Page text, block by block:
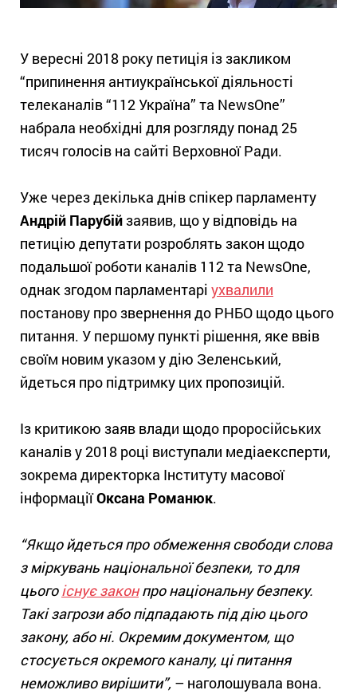
У вересні 2018 року петиція із закликом
“припинення антиукраїнської діяльності
телеканалів “112 Україна” та NewsOne”
набрала необхідні для розгляду понад 25
тисяч голосів на сайті Верховної Ради.
Уже через декілька днів спікер парламенту
Андрій Парубійзаявив, що у відповідь на
петицію депутати розроблять закон щодо
подальшої роботи каналів 112 та NewsOne,
однак згодом парламентарі ухвалили
постанову про звернення до РНБО щодо цього
питання. У першому пункті рішення, яке ввів
своїм новим указом у дію Зеленський,
йдеться про підтримку цих пропозицій.
Із критикою заяв влади щодо проросійських
каналів у 2018 році виступали медіаексперти,
зокрема директорка Інституту масової
інформаціїОксана Романюк.
“Якщо йдеться про обмеження свободи слова
з міркувань національної безпеки, то для
цьогоіснує законпро національну безпеку.
Такі загрози або підпадають під дію цього
закону, або ні. Окремим документом, що
стосується окремого каналу, ці питання
неможливо вирішити”, – наголошувала вона.